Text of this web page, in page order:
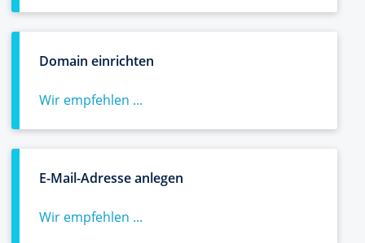
Domain einrichten
Wir empfehlen ...
E-Mail-Adresse anlegen
Wir empfehlen ...